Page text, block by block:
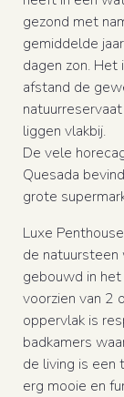
gezond met
gemiddelde
dagen zon.
afstand de
liggen vlakbij.
De vele
Quesada
grote
Luxe
de
gebouwd in
voorzien van 2
oppervlak is
badkamers
de living is een
erg mooie en